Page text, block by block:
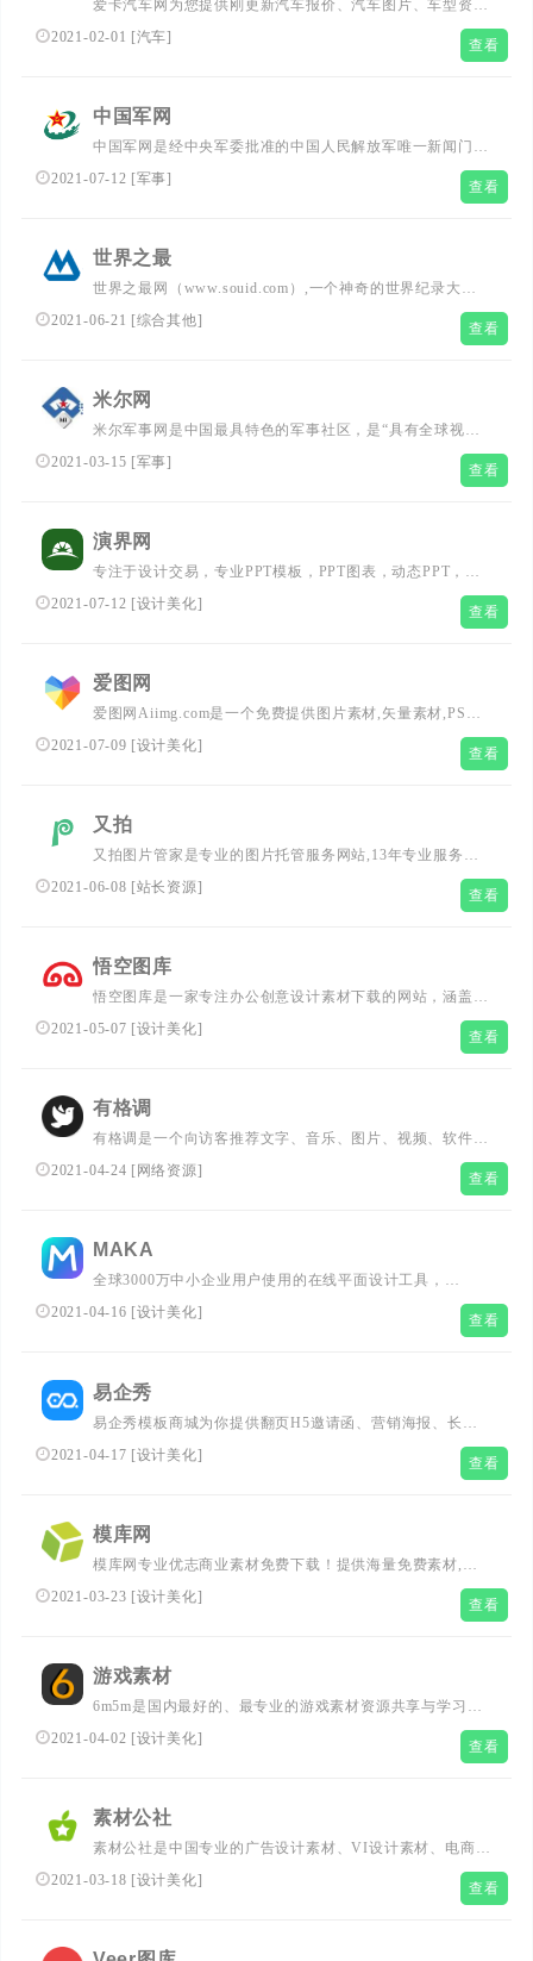
爱卡汽车网为您提供刚更新汽车报价、汽车图片、车型资
料、汽车论坛、汽车资讯信息,XCAR-爱卡汽车网是中国领
先的汽车主题社区,其中包括85个主流品牌车型俱乐部,国内
2021-02-01 [汽车] 查看
中国军网
中国军网是经中央军委批准的中国人民解放军唯一新闻门户
网站，排优秀时间向全球网民发布权威军事资讯，追踪军事
热点，反映军事动态，介绍国内外刚更新武器发展动态，拥
2021-07-12 [军事] 查看
世界之最
世界之最网（www.souid.com）,一个神奇的世界纪录大全
网站，收集了全球范围内刚更新最全的世界之最大全，都是
最顶及的世界记录，如果你想知道世界之最有哪些，就来这
等。...
2021-06-21 [综合其他] 查看
米尔网
米尔军事网是中国最具特色的军事社区，是“具有全球视野
的理性，爱国者”的网上聚集地。军事领域的所有事件都可
以在这里找到深度分析，刚更新军事新闻、中国军情、历史
2021-03-15 [军事] 查看
演界网
专注于设计交易，专业PPT模板，PPT图表，动态PPT，
PPT动画，keynote，prezi，商业图片，正版图片，矢量图
片，演示定制综合平台，提供PPT发布，PPT挣钱，PPT设
2021-07-12 [设计美化] 查看
爱图网
爱图网Aiimg.com是一个免费提供图片素材,矢量素材,PSD
素材,高清图库,影楼模板,PS素材,PNG图标,网页模板,淘宝素
2021-07-09 [设计美化] 查看
又拍
又拍图片管家是专业的图片托管服务网站,13年专业服务，
稳定、快速、安全,电子商务网站、网店卖家、博客的最佳
2021-06-08 [站长资源] 查看
悟空图库
悟空图库是一家专注办公创意设计素材下载的网站，涵盖行
业优志精品PPT模板，Word模板，Excel模板，PSD素材，
图片素材，小图标，PNG图标，免扣元素，视频素材，字体
2021-05-07 [设计美化] 查看
有格调
有格调是一个向访客推荐文字、音乐、图片、视频、软件以
及网络电台的网站，旨在为有高雅审美情趣的访客们提供一
个信息获取以及交流的平台。网站开辟了多个特色栏目，精
2021-04-24 [ 网络资源] 查看
MAKA
全球3000万中小企业用户使用的在线平面设计工具，
MAKA免费提供海量精美平面设计素材，快速在线PS，随
时随地编辑设计模板，一键稿定设计，支持下载高清素材图
2021-04-16 [设计美化] 查看
易企秀
易企秀模板商城为你提供翻页H5邀请函、营销海报、长页
H5、表单问卷、微信互动游戏、视频海量模板;并且含有图
片、字体、音乐等正版素材;满足你快速制作企业营销物料
2021-04-17 [设计美化] 查看
模库网
模库网专业优志商业素材免费下载！提供海量免费素材,平
面海报,广告海报素材,电商海报,背景海报,电商素材,png素
2021-03-23 [设计美化] 查看
游戏素材
6m5m是国内最好的、最专业的游戏素材资源共享与学习网
站，提供各种游戏素材下载，游戏素材设计，游戏源码下
载，3d游戏模型，2d游戏图片，游戏音效，原创游戏作品等
2021-04-02 [设计美化] 查看
素材公社
素材公社是中国专业的广告设计素材、VI设计素材、电商模
板素材网和高清图片下载网站，提供海量的招聘海报模板素
材、VI设计素材、名片设计素材、LOGO素材、网页设计模
2021-03-18 [设计美化] 查看